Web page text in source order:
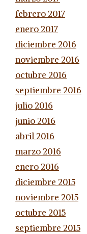
febrero 2017
enero 2017
diciembre 2016
noviembre 2016
octubre 2016
septiembre 2016
julio 2016
junio 2016
abril 2016
marzo 2016
enero 2016
diciembre 2015
noviembre 2015
octubre 2015
septiembre 2015